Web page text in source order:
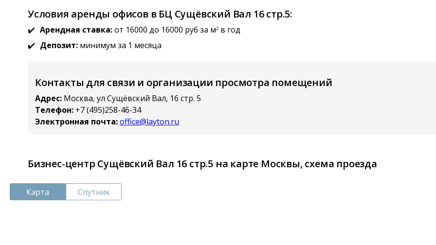
Условия аренды офисов в БЦ Сущёвский Вал 16 стр.5:
Арендная ставка:от 16000 до 16000 руб за м2в год
Депозит: минимум за 1 месяца
Контакты для связи и организации просмотра помещений
Адрес: Москва, ул Сущёвский Вал, 16 стр. 5
Телефон: +7 (495)258-46-34
Электронная почта:office@layton.ru
Бизнес-центр Сущёвский Вал 16 стр.5 на карте Москвы, схема проезда
Карта Спутник